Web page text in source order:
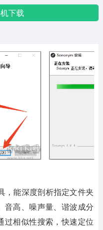
游戏辅助
下载
，能深度剖析指定文件夹
音高、噪声量、谐波成分
过相似性搜索，快速定位